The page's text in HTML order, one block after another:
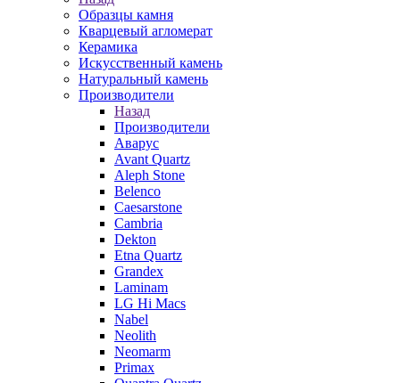
Образцы камня
Кварцевый агломерат
Керамика
Искусственный камень
Натуральный камень
Производители
Назад
Производители
Аварус
Avant Quartz
Aleph Stone
Belenco
Caesarstone
Cambria
Dekton
Etna Quartz
Grandex
Laminam
LG Hi Macs
Nabel
Neolith
Neomarm
Primax